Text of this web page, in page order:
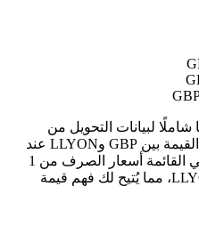
لبيانات التحويل من
GBP إلى LLYON، يُظهر علاقة القيمة بين GBP وLLYON عند
مبالغ تحويل شائعة مختلفة. تغطي القائمة أسعار الصرف من 1
GBP إلى 100,000 GBP إلى LLYON، مما يُتيح لك فهم قيمة